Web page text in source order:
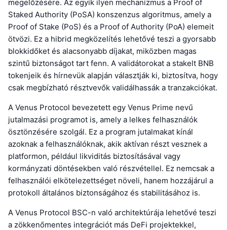
megelőzésére. Az egyik ilyen mechanizmus a Proof of
Staked Authority (PoSA) konszenzus algoritmus, amely a
Proof of Stake (PoS) és a Proof of Authority (PoA) elemeit
ötvözi. Ez a hibrid megközelítés lehetővé teszi a gyorsabb
blokkidőket és alacsonyabb díjakat, miközben magas
szintű biztonságot tart fenn. A validátorokat a stakelt BNB
tokenjeik és hírnevük alapján választják ki, biztosítva, hogy
csak megbízható résztvevők validálhassák a tranzakciókat.
A Venus Protocol bevezetett egy Venus Prime nevű
jutalmazási programot is, amely a lelkes felhasználók
ösztönzésére szolgál. Ez a program jutalmakat kínál
azoknak a felhasználóknak, akik aktívan részt vesznek a
platformon, például likviditás biztosításával vagy
kormányzati döntésekben való részvétellel. Ez nemcsak a
felhasználói elkötelezettséget növeli, hanem hozzájárul a
protokoll általános biztonságához és stabilitásához is.
A Venus Protocol BSC-n való architektúrája lehetővé teszi
a zökkenőmentes integrációt más DeFi projektekkel,